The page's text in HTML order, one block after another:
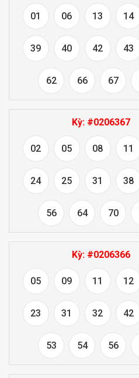
01 06 13 14
39 40 42 43
62 66 67
Kỳ: #0206367
02 05 08 11
24 25 31 38
56 64 70
Kỳ: #0206366
05 09 11 12
23 31 32 42
53 54 56